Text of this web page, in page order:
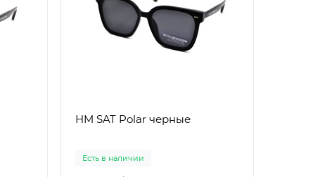
HM SAT Polar черные
Есть в наличии